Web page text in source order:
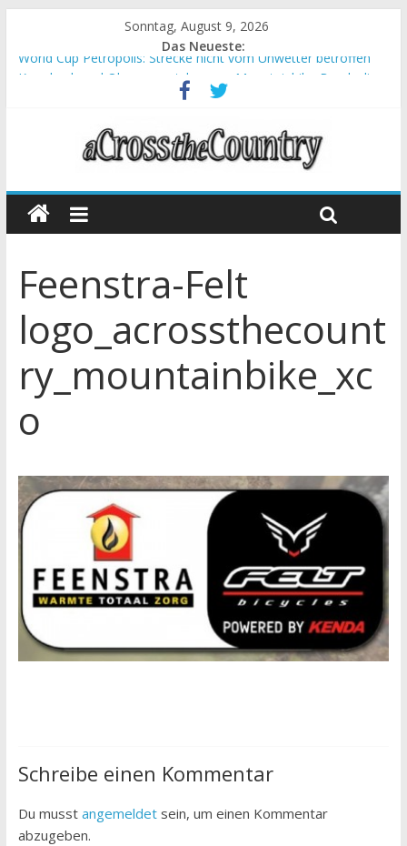
Sonntag, August 9, 2026
Das Neueste:
World Cup Petropolis: Strecke nicht vom Unwetter betroffen
Krumbach und Obergessertshausen: Mountainbike-Bundesliga
Supercup Massi Banyoles: Siege für Carod und Richards
Halbzeit beim Andalucia Bike Race: Weltmeister Seewald führt
Chelva: Schweizer Doppelsieg beim ersten XCO-Rennen der
Feenstra-Felt
logo_acrossthecount
ry_mountainbike_xc
o
Schreibe einen Kommentar
Du musst angemeldetsein, um einen Kommentar
abzugeben.